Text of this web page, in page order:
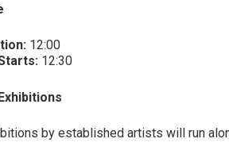
12:00
12:30
by established artists will run